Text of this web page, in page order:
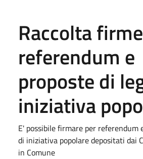
Raccolta
referendum e
proposte di
iniziativa
E' possibile firmare per referendum
di iniziativa popolare depositati dai
in Comune